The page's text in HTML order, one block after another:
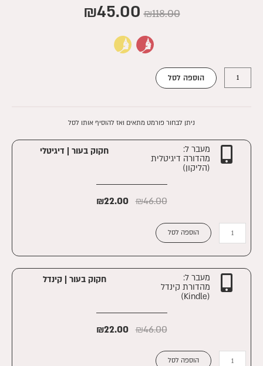
₪118.00
₪45.00
הוספה לסל
ניתן לבחור פורמט מתאים ואז להוסיף אותו לסל
מעבר ל:
מהדורה דיגיטלית
(הליקון)
חקוק בעור | דיגיטלי
₪46.00
₪22.00
דיגיטלי
הוספה לסל
מעבר ל:
מהדורת קינדל
(Kindle)
חקוק בעור | קינדל
₪46.00
₪22.00
הוספה לסל